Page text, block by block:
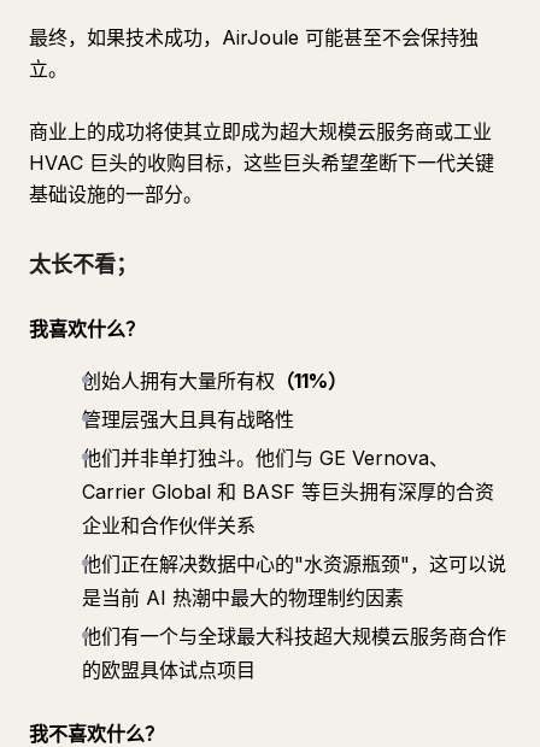
最终，如果技术成功，AirJoule 可能甚至不会保持独
立。
商业上的成功将使其立即成为超大规模云服务商或工业
HVAC 巨头的收购目标，这些巨头希望垄断下一代关键
基础设施的一部分。
太长不看；
我喜欢什么？
创始人拥有大量所有权 （11%）
管理层强大且具有战略性
他们并非单打独斗。他们与 GE Vernova、
Carrier Global 和 BASF 等巨头拥有深厚的合资
企业和合作伙伴关系
他们正在解决数据中心的"水资源瓶颈"，这可以说
是当前 AI 热潮中最大的物理制约因素
他们有一个与全球最大科技超大规模云服务商合作
的欧盟具体试点项目
我不喜欢什么？